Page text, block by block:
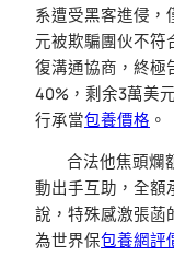
系遭受黑客進侵，
元被欺騙團伙不符
復溝通協商，終極
40%，剩余3萬美
行承當包養價格 。
合法他焦頭爛
動出手互助，全額
說，特殊感激張菡
為世界保包養網評